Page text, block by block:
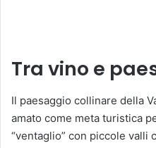
Tra vino e
Il paesaggio collinare della
amato come meta turistica
“ventaglio” con piccole valli